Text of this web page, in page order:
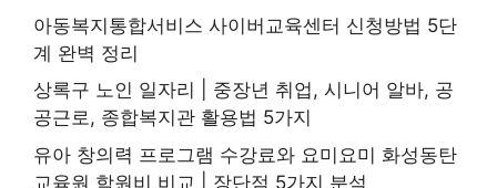
아동복지통합서비스 사이버교육센터 신청방법 5단
계 완벽 정리
상록구 노인 일자리 | 중장년 취업, 시니어 알바, 공
공근로, 종합복지관 활용법 5가지
유아 창의력 프로그램 수강료와 요미요미 화성동탄
교육원 학원비 비교 | 장단점 5가지 분석